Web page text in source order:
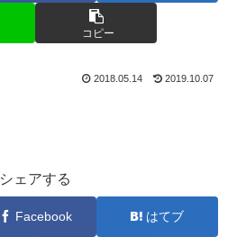
コピー
2018.05.14 2019.10.07
シェアする
Facebook はてブ